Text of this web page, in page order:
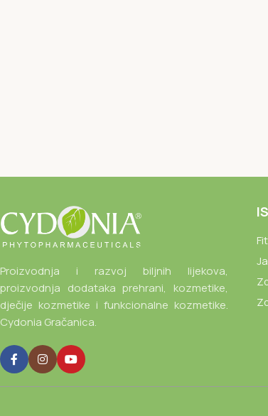
Proizvodnja i razvoj biljnih lijekova,
proizvodnja dodataka prehrani, kozmetike,
dječije kozmetike i funkcionalne kozmetike.
Cydonia Gračanica.